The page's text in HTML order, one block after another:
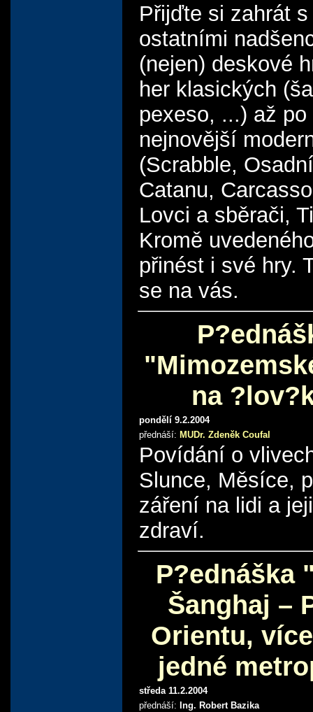
Přijďte si zahrát s
ostatními
(nejen) deskové
her klasických
pexeso, ...) až po
nejnovější
(Scrabble,
Catanu,
Lovci a sběrači,
Kromě
přinést i své hry.
se na vás.
na
pondělí 9.2.2004
přednáší: MUDr. Zdeněk Coufal
Povídání o
Slunce, Měsíce,
záření na lidi a
zdraví.
P?ednáška
Šanghaj –
Orientu,
jedné
středa 11.2.2004
přednáší: Ing. Robert Bazika